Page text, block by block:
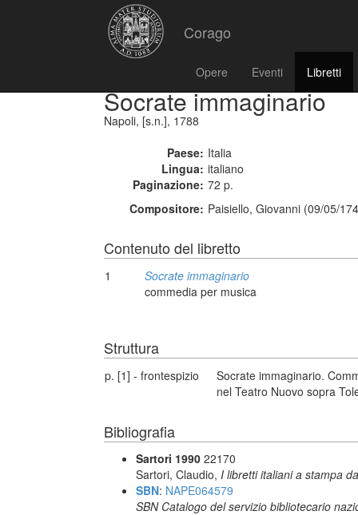
Corago
Opere Eventi Libretti
Socrate immaginario
Napoli, [s.n.], 1788
Paese: Italia
Lingua: italiano
Paginazione: 72 p.
Compositore: Paisiello, Giovanni (09/05/
Contenuto del libretto
1
Socrate immaginario
commedia per musica
Struttura
p. [1] - frontespizio
Socrate immaginario.
nel Teatro Nuovo sopra
Bibliografia
Sartori 1990 22170
Sartori, Claudio, I libretti italiani a stampa
SBN: NAPE064579
SBN Catalogo del servizio bibliotecario